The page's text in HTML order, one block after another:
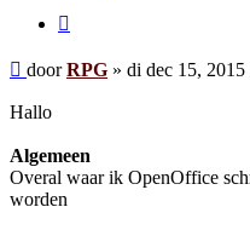
Bericht
doorRPG » di dec 15, 2015
Hallo
Algemeen
Overal waar ik OpenOffice
worden